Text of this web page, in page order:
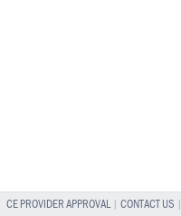
CE PROVIDER APPROVAL| CONTACT US